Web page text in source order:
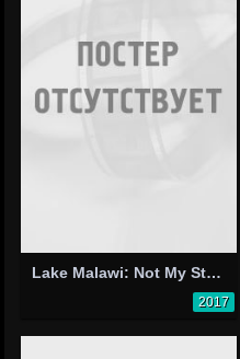
Lake Malawi: Not My Street
2017